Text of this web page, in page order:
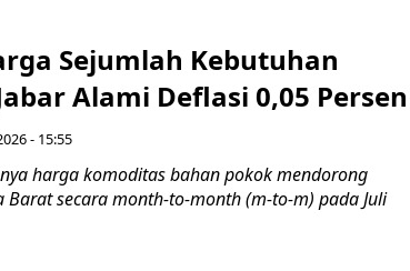
Sejumlah Kebutuhan
Alami Deflasi 0,05 Persen
- 15:55
harga komoditas bahan pokok mendorong
Barat secara month-to-month (m-to-m) pada Juli